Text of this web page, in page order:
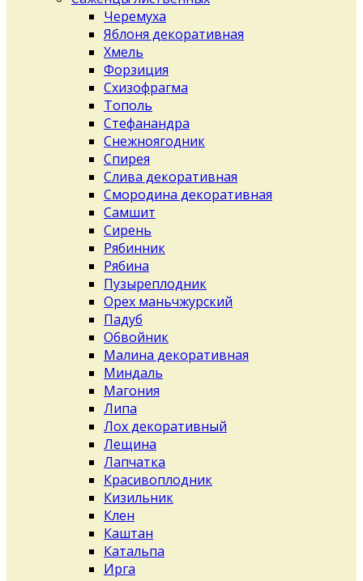
Черемуха
Яблоня декоративная
Хмель
Форзиция
Схизофрагма
Тополь
Стефанандра
Снежноягодник
Спирея
Слива декоративная
Смородина декоративная
Самшит
Сирень
Рябинник
Рябина
Пузыреплодник
Орех маньчжурский
Падуб
Обвойник
Малина декоративная
Миндаль
Магония
Липа
Лох декоративный
Лещина
Лапчатка
Красивоплодник
Кизильник
Клен
Каштан
Катальпа
Ирга